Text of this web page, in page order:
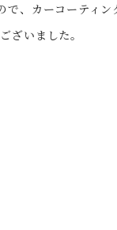
、カーコーティ
ざいました。